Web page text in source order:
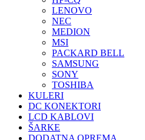
LENOVO
NEC
MEDION
MSI
PACKARD BELL
SAMSUNG
SONY
TOSHIBA
KULERI
DC KONEKTORI
LCD KABLOVI
ŠARKE
DODATNA OPREMA